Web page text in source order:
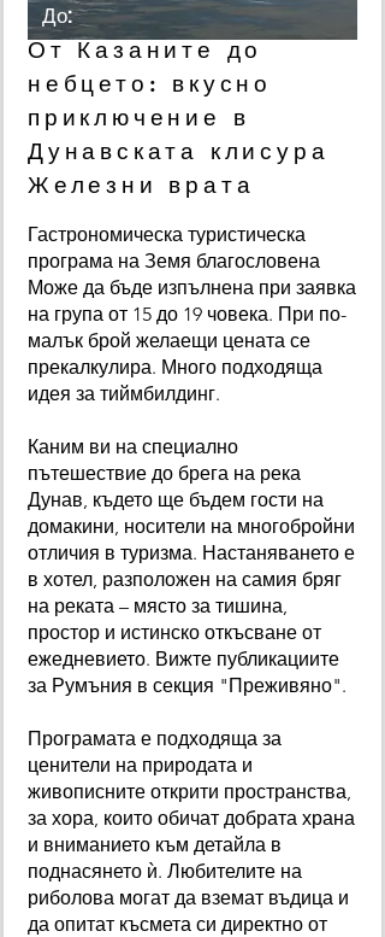
До:
От Казаните до
небцето: вкусно
приключение в
Дунавската клисура
Железни врата
Гастрономическа туристическа
програма на Земя благословена
Може да бъде изпълнена при заявка
на група от 15 до 19 човека. При по-
малък брой желаещи цената се
прекалкулира. Много подходяща
идея за тиймбилдинг.
Каним ви на специално
пътешествие до брега на река
Дунав, където ще бъдем гости на
домакини, носители на многобройни
отличия в туризма. Настаняването е
в хотел, разположен на самия бряг
на реката – място за тишина,
простор и истинско откъсване от
ежедневието. Вижте публикациите
за Румъния в секция "Преживяно".
Програмата е подходяща за
ценители на природата и
живописните открити пространства,
за хора, които обичат добрата храна
и вниманието към детайла в
поднасянето ѝ. Любителите на
риболова могат да вземат въдица и
да опитат късмета си директно от